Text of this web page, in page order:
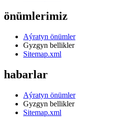
önümlerimiz
Aýratyn önümler
Gyzgyn bellikler
Sitemap.xml
habarlar
Aýratyn önümler
Gyzgyn bellikler
Sitemap.xml